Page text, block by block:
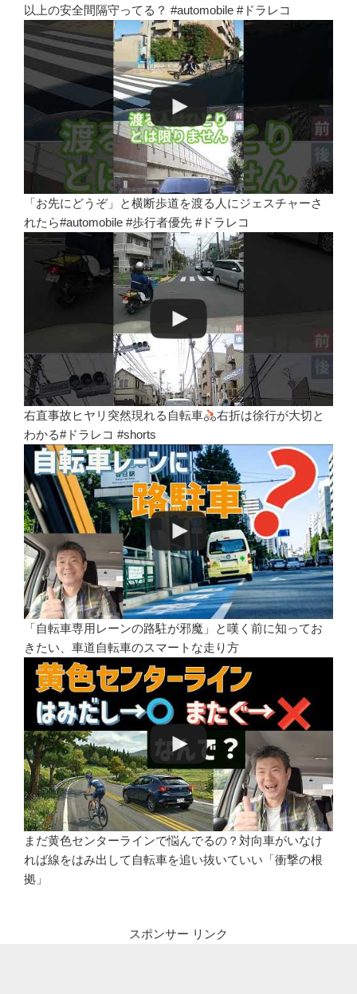
以上の安全間隔守ってる？ #automobile #ドラレコ
「お先にどうぞ」と横断歩道を渡る人にジェスチャーさ
れたら#automobile #歩行者優先 #ドラレコ
右直事故ヒヤリ突然現れる自転車
右折は徐行が大切と
わかる#ドラレコ #shorts
「自転車専用レーンの路駐が邪魔」と嘆く前に知ってお
きたい、車道自転車のスマートな走り方
まだ黄色センターラインで悩んでるの？対向車がいなけ
れば線をはみ出して自転車を追い抜いていい「衝撃の根
拠」
スポンサー リンク